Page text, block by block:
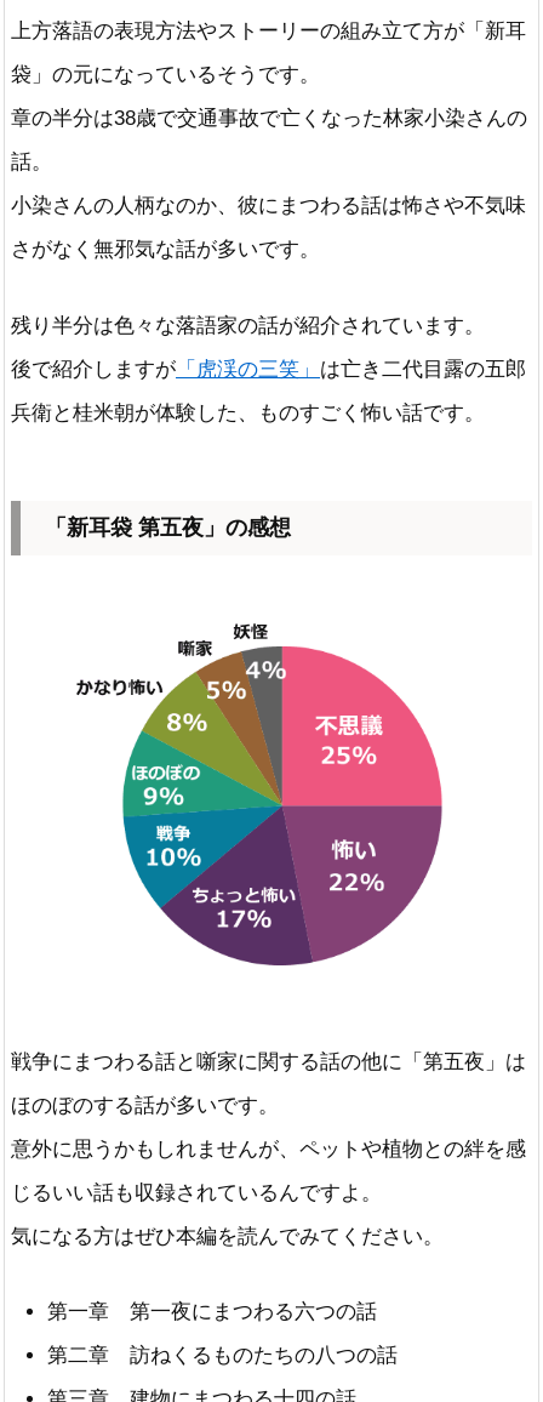
上方落語の表現方法やストーリーの組み立て方が「新耳
袋」の元になっているそうです。
章の半分は38歳で交通事故で亡くなった林家小染さんの
話。
小染さんの人柄なのか、彼にまつわる話は怖さや不気味
さがなく無邪気な話が多いです。
残り半分は色々な落語家の話が紹介されています。
後で紹介しますが 「虎渓の三笑」 は亡き二代目露の五郎
兵衛と桂米朝が体験した、ものすごく怖い話です。
「新耳袋 第五夜」の感想
戦争にまつわる話と噺家に関する話の他に「第五夜」は
ほのぼのする話が多いです。
意外に思うかもしれませんが、ペットや植物との絆を感
じるいい話も収録されているんですよ。
気になる方はぜひ本編を読んでみてください。
第一章 第一夜にまつわる六つの話
第二章 訪ねくるものたちの八つの話